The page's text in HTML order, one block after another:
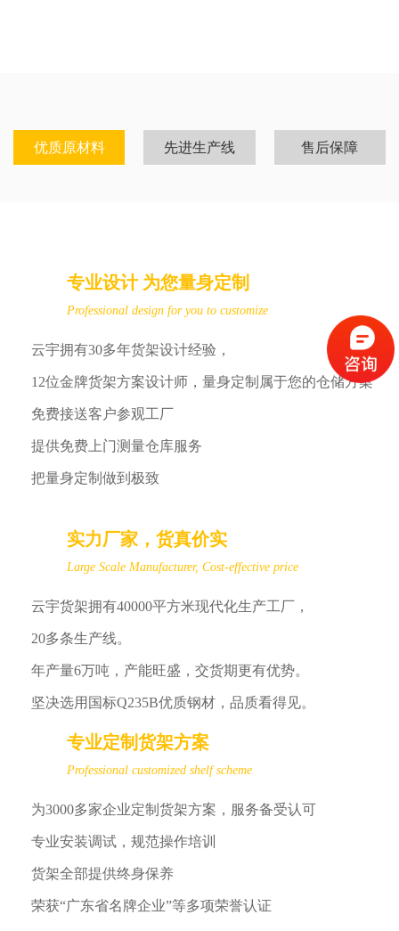
优质原材料 先进生产线 售后保障
冷轧钢
专业设计 为您量身定制
Professional design for you to customize
云宇拥有30多年货架设计经验，
12位金牌货架方案设计师，量身定制属于您的仓储方案
免费接送客户参观工厂
提供免费上门测量仓库服务
把量身定制做到极致
实力厂家，货真价实
Large Scale Manufacturer, Cost-effective price
云宇货架拥有40000平方米现代化生产工厂，
20多条生产线。
年产量6万吨，产能旺盛，交货期更有优势。
坚决选用国标Q235B优质钢材，品质看得见。
专业定制货架方案
Professional customized shelf scheme
为3000多家企业定制货架方案，服务备受认可
专业安装调试，规范操作培训
货架全部提供终身保养
荣获“广东省名牌企业”等多项荣誉认证